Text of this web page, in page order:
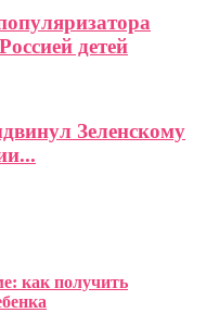
детей
Зеленскому
как получить